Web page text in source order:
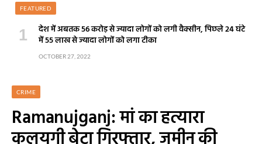
FEATURED
देश में अबतक 56 करोड़ से ज्यादा लोगों को लगी वैक्सीन, पिछले 24 घंटे
में 55 लाख से ज्यादा लोगों को लगा टीका
OCTOBER 27, 2022
CRIME
Ramanujganj: मां का हत्यारा